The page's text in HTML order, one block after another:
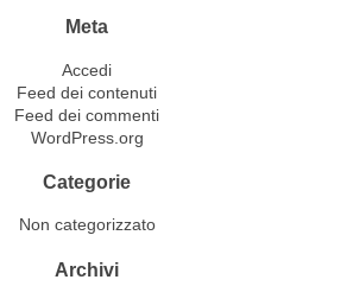
Meta
Accedi
Feed dei contenuti
Feed dei commenti
WordPress.org
Categorie
Non categorizzato
Archivi